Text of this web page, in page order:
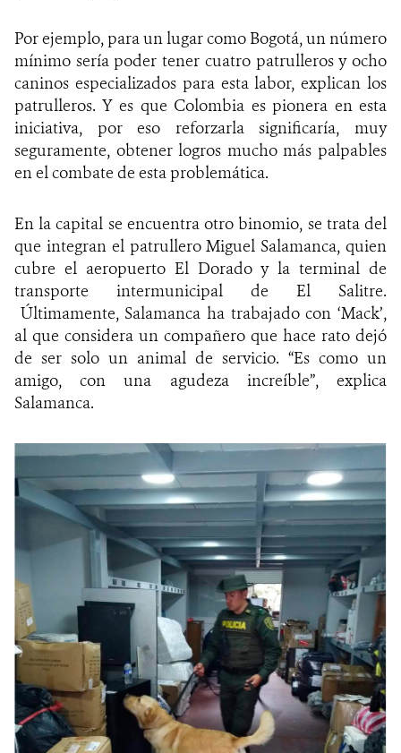
Por ejemplo, para un lugar como Bogotá, un número
mínimo sería poder tener cuatro patrulleros y ocho
caninos especializados para esta labor, explican los
patrulleros. Y es que Colombia es pionera en esta
iniciativa, por eso reforzarla significaría, muy
seguramente, obtener logros mucho más palpables
en el combate de esta problemática.
En la capital se encuentra otro binomio, se trata del
que integran el patrullero Miguel Salamanca, quien
cubre el aeropuerto El Dorado y la terminal de
transporte intermunicipal de El Salitre.
Últimamente, Salamanca ha trabajado con ‘Mack’,
al que considera un compañero que hace rato dejó
de ser solo un animal de servicio. “Es como un
amigo, con una agudeza increíble”, explica
Salamanca.